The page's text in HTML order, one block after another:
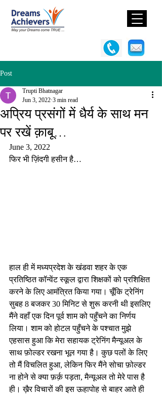
Post
अप्रिय प्रसंगों में धैर्य के साथ मन
पर रखें क़ाबू…
Trupti Bhatnagar
Jun 3, 2022 3 min read
June 3, 2022
फिर भी ज़िंदगी हसीन है…
हाल ही में मध्यप्रदेश के खंडवा शहर के एक
प्रतिष्ठित कॉन्वेंट स्कूल द्वारा शिक्षकों को प्रशिक्षित
करने के लिए आमंत्रित किया गया। चूँकि ट्रेनिंग
सुबह 8 बजकर 30 मिनिट से शुरू करनी थी इसलिए
मैंने वहाँ एक दिन पूर्व शाम को पहुँचने का निर्णय
लिया। शाम को होटल पहुँचने के पश्चात मुझे
एहसास हुआ कि मेरा सहायक ट्रेनिंग मैन्यूअल के
साथ फ़ोल्डर रखना भूल गया है। कुछ पलों के लिए
तो मैं विचलित हुआ, लेकिन फिर मैंने सोचा फ़ोल्डर
ना होने से क्या फ़र्क़ पड़ता, मैन्यूअल तो मेरे पास है
ही। ख़ैर विचारों की इस ऊहापोह से बाहर आते ही